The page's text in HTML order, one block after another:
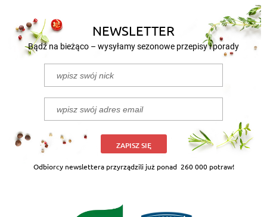
NEWSLETTER
Bądź na bieżąco – wysyłamy sezonowe przepisy i porady
ZAPISZ SIĘ
Odbiorcy newslettera przyrządzili już ponad 260 000 potraw!